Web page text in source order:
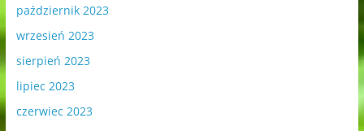
październik 2023
wrzesień 2023
sierpień 2023
lipiec 2023
czerwiec 2023